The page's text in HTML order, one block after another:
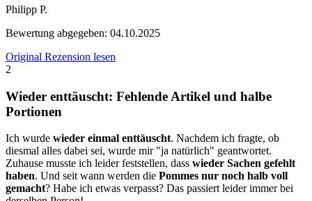
Philipp P.
Bewertung abgegeben: 04.10.2025
Original Rezension lesen
2
Wieder enttäuscht: Fehlende Artikel und halbe
Portionen
Ich wurde wieder einmal enttäuscht. Nachdem ich fragte, ob
diesmal alles dabei sei, wurde mir "ja natürlich" geantwortet.
Zuhause musste ich leider feststellen, dass wieder Sachen gefehlt
haben. Und seit wann werden die Pommes nur noch halb voll
gemacht? Habe ich etwas verpasst? Das passiert leider immer bei